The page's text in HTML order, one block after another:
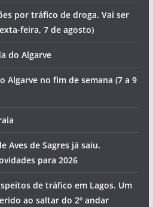
por tráfico de droga. Vai ser
feira, 7 de agosto)
do Algarve
Algarve no fim de semana (7 a 9
Aves de Sagres já saiu.
para 2026
de tráfico em Lagos. Um
ao saltar do 2º andar